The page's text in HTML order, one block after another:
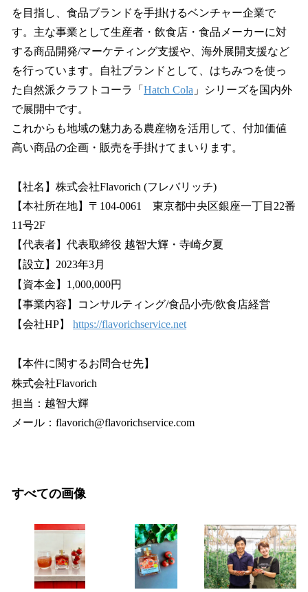
を目指し、食品ブランドを手掛けるベンチャー企業で
す。主な事業として生産者・飲食店・食品メーカーに対
する商品開発/マーケティング支援や、海外展開支援など
を行っています。自社ブランドとして、はちみつを使っ
た自然派クラフトコーラ「 Hatch Cola 」シリーズを国内外
で展開中です。
これからも地域の魅力ある農産物を活用して、付加価値
高い商品の企画・販売を手掛けてまいります。
【社名】株式会社Flavorich (フレバリッチ)
【本社所在地】〒104-0061 東京都中央区銀座一丁目22番
11号2F
【代表者】代表取締役 越智大輝・寺崎夕夏
【設立】2023年3月
【資本金】1,000,000円
【事業内容】コンサルティング/食品小売/飲食店経営
【会社HP】 https://flavorichservice.net
【本件に関するお問合せ先】
株式会社Flavorich
担当：越智大輝
メール：flavorich@flavorichservice.com
すべての画像